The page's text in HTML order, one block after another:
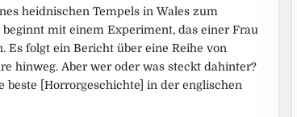
heidnischen Tempels in Wales zum
mit einem Experiment, das einer Frau
Es folgt ein Bericht über eine Reihe von
hinweg. Aber wer oder was steckt dahinter?
beste [Horrorgeschichte] in der englischen